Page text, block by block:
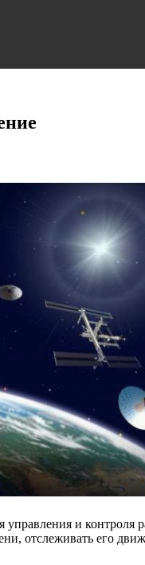
и контроля
отслеживать его